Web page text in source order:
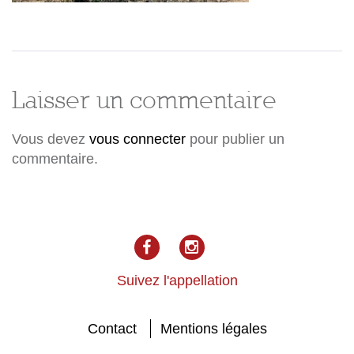
Laisser un commentaire
Vous devez vous connecter pour publier un
commentaire.
facebookInstagram
Suivez l'appellation
Contact Mentions légales